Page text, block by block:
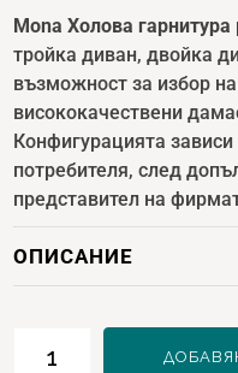
Mona Холова гарнитура
тройка диван, двойка
възможност за избор
висококачествени
Конфигурацията
потребителя, след
представител на
ОПИСАНИЕ